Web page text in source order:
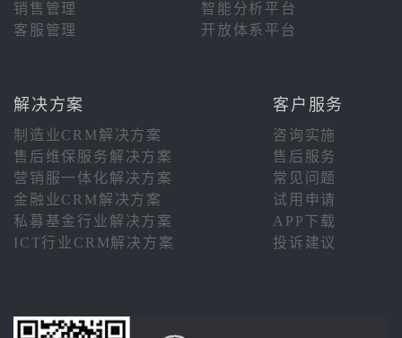
销售管理
智能分析平台
客服管理
开放体系平台
解决方案 客户服务
制造业CRM解决方案
咨询实施
售后维保服务解决方案
售后服务
营销服一体化解决方案
常见问题
金融业CRM解决方案
试用申请
私募基金行业解决方案
APP下载
ICT行业CRM解决方案
投诉建议